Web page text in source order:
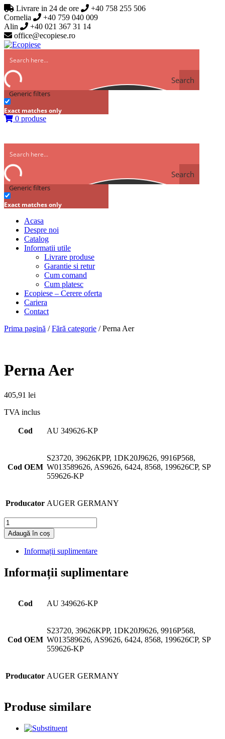
Livrare in 24 de ore
+40 758 255 506
Cornelia
+40 759 040 009
Alin
+40 021 367 31 14
office@ecopiese.ro
Search
Generic filters
Exact matches only
0 produse
Search
Generic filters
Exact matches only
Acasa
Despre noi
Catalog
Informatii utile
Livrare produse
Garantie si retur
Cum comand
Cum platesc
Ecopiese – Cerere oferta
Cariera
Contact
Prima pagină /Fără categorie / Perna Aer
Perna Aer
405,91 lei
TVA inclus
Cod AU 349626-KP
Cod OEM
S23720, 39626KPP, 1DK20J9626, 9916P568,
W013589626, AS9626, 6424, 8568, 199626CP, SP
559626-KP
Producator AUGER GERMANY
Cantitate
Adaugă în coș
Informații suplimentare
Informații suplimentare
Cod AU 349626-KP
Cod OEM
S23720, 39626KPP, 1DK20J9626, 9916P568,
W013589626, AS9626, 6424, 8568, 199626CP, SP
559626-KP
Producator AUGER GERMANY
Produse similare